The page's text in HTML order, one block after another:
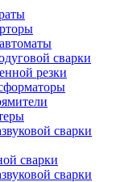
сварки
резки
сварки
сварки
сварки